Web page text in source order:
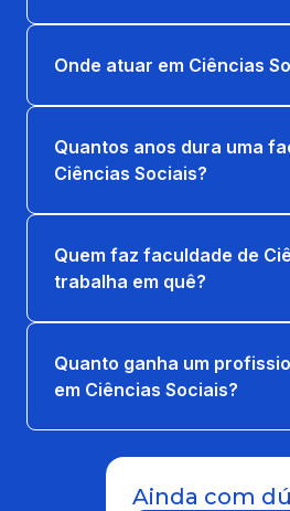
HISTÓRIA DAS RELAÇÕES
XIX AO SÉC. XXI
16 horas
TEORIA POLÍTICA
EXTENSAO: VIVER BEM
83 horas
LABVIDA EM CIENCIAS
Onde atuar em Ciências
Quantos anos dura uma
Ciências Sociais?
Quem faz faculdade de
trabalha em quê?
Quanto ganha um
em Ciências Sociais?
Ainda com